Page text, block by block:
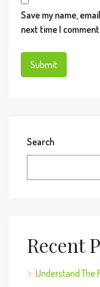
Save my name,
next time I
Search
Recent
Understand The